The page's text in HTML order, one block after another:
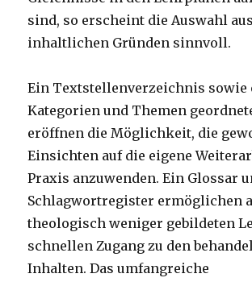
sind, so erscheint die Auswahl aus
inhaltlichen Gründen sinnvoll.
Ein Textstellenverzeichnis sowie
Kategorien und Themen
eröffnen die Möglichkeit, die
Einsichten auf die eigene
Praxis anzuwenden. Ein Glossar
Schlagwortregister ermöglichen
theologisch weniger gebildeten
schnellen Zugang zu den
Inhalten. Das umfangreiche